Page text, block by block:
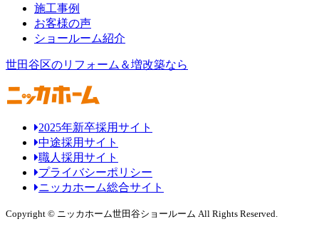
施工事例
お客様の声
ショールーム紹介
世田谷区のリフォーム＆増改築なら
2025年新卒採用サイト
中途採用サイト
職人採用サイト
プライバシーポリシー
ニッカホーム総合サイト
Copyright © ニッカホーム世田谷ショールーム All Rights Reserved.